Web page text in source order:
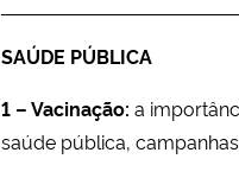
SAÚDE PÚBLICA
1 – Vacinação: a
saúde pública,